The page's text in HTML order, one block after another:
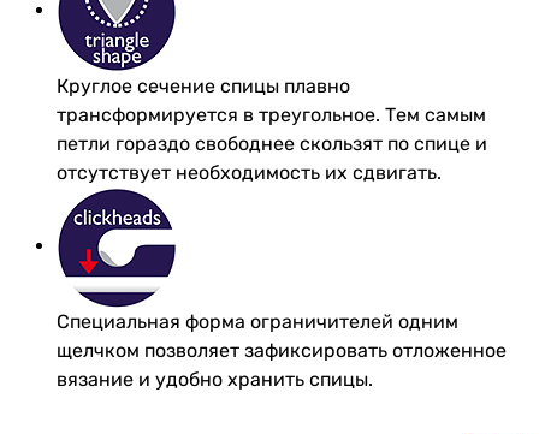
Круглое сечение спицы плавно
трансформируется в треугольное. Тем самым
петли гораздо свободнее скользят по спице и
отсутствует необходимость их сдвигать.
Специальная форма ограничителей одним
щелчком позволяет зафиксировать отложенное
вязание и удобно хранить спицы.